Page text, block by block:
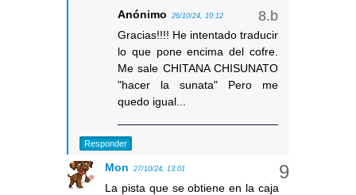
Anónimo 26/10/24, 10:12
Gracias!!!! He intentado traducir
lo que pone encima del cofre.
Me sale CHITANA CHISUNATO
"hacer la sunata" Pero me
quedo igual...
Responder
Mon 27/10/24, 13:01
La pista que se obtiene en la caja